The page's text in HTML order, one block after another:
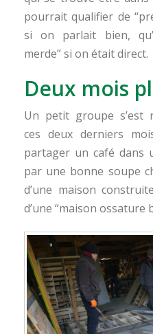
pourrait qualifier de
si on parlait bien,
merde” si on était direct.
Deux mois
Un petit groupe s’est
ces deux derniers
partager un café dans
par une bonne soupe
d’une maison
d’une “maison ossature